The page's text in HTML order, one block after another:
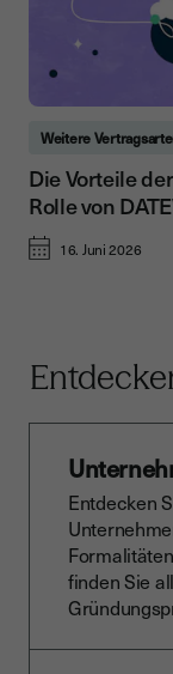
Weitere
Die Vorteile
Rolle von
16. Juni 2026
Entdecken
finden Sie